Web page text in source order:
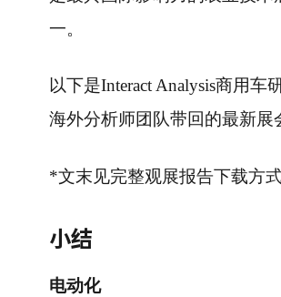
一。
以下是Interact Analysis商用车
海外分析师团队带回的最新展
*文末见完整观展报告下载方
小结
电动化